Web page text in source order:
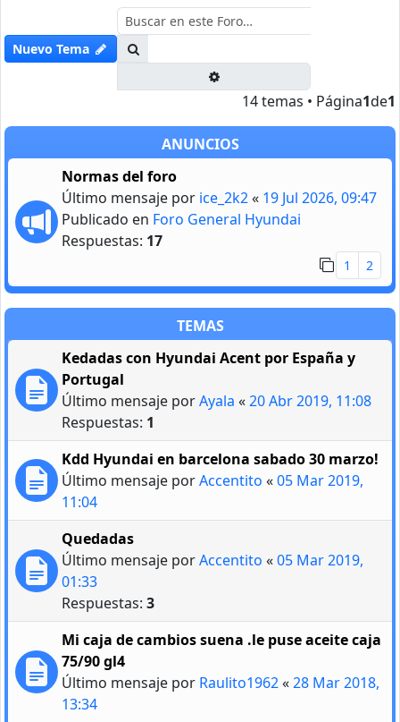
Nuevo Tema
14 temas • Página1de1
ANUNCIOS
Normas del foro
Último mensaje por ice_2k2« 19 Jul 2026, 09:47
Publicado en Foro General Hyundai
Respuestas: 17
1 2
TEMAS
Kedadas con Hyundai Acent por España y
Portugal
Último mensaje porAyala «20 Abr 2019, 11:08
Respuestas: 1
Kdd Hyundai en barcelona sabado 30 marzo!
Último mensaje porAccentito «05 Mar 2019,
11:04
Quedadas
Último mensaje porAccentito «05 Mar 2019,
01:33
Respuestas: 3
Mi caja de cambios suena .le puse aceite caja
75/90 gl4
Último mensaje por Raulito1962«28 Mar 2018,
13:34